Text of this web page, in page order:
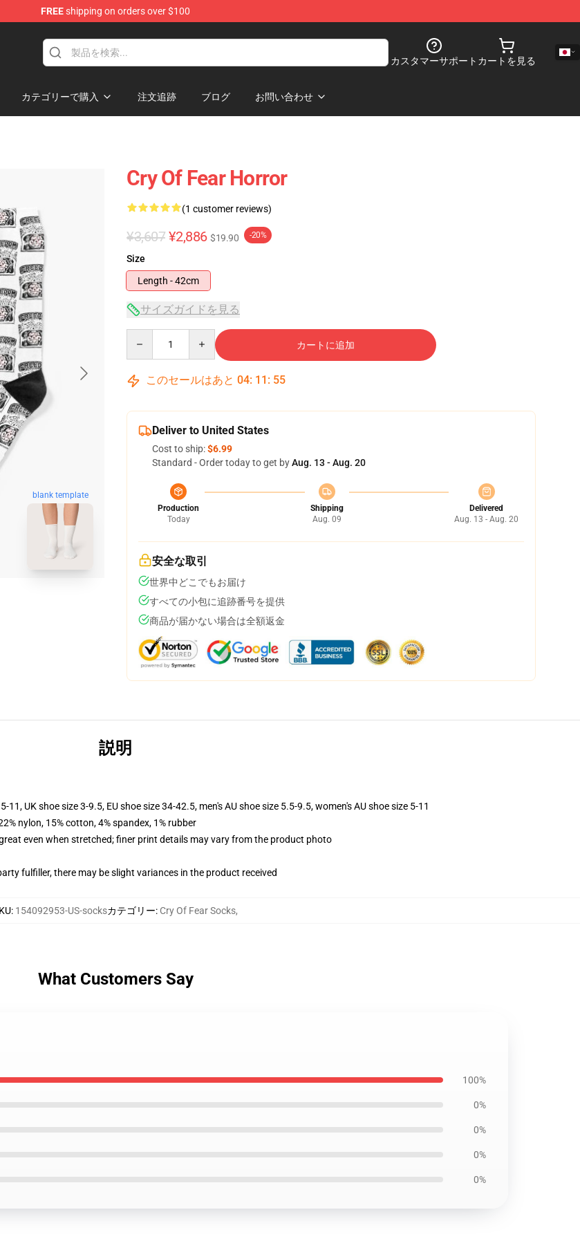
FREEshipping on orders over $100
カスタマーサポート カートを見る
カテゴリーで購入 注文追跡 ブログ お問い合わせ
blank template
Cry Of Fear Horror
(1 customer reviews)
¥3,607 ¥2,886 $19.90 -20%
Size
Length - 42cm
サイズガイドを見る
カートに追加
このセールはあと 04: 11 : 54
Deliver to United States
Cost to ship:$6.99
Standard - Order today to get byAug. 13 - Aug. 20
Production
Today
Shipping
Aug. 09
Delivered
Aug. 13 - Aug. 20
安全な取引
世界中どこでもお届け
すべての小包に追跡番号を提供
商品が届かない場合は全額返金
説明
11, UK shoe size 3-9.5, EU shoe size 34-42.5, men's AU shoe size 5.5-9.5, women's AU shoe size 5-11
nylon, 15% cotton, 4% spandex, 1% rubber
even when stretched; finer print details may vary from the product photo
fulfiller, there may be slight variances in the product received
: 154092953-US-socksカテゴリー: Cry Of Fear Socks,
What Customers Say
100%
0%
0%
0%
0%